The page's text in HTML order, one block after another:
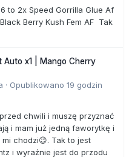
to 2x Speed Gorrilla Glue Af
Berry Kush Fem AF Tak
x1 | Mango Cherry
· Opublikowano 19 godzin
chwili i muszę przyznać
i mam już jedną faworytkę i
chodzi😉. Tak to jest
i wyraźnie jest do przodu